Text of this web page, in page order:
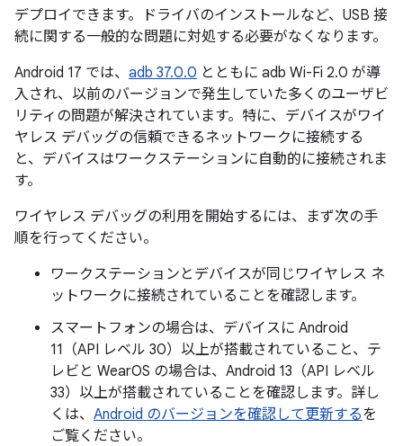
デプロイできます。ドライバのインストールなど、USB 接
続に関する一般的な問題に対処する必要がなくなります。
Android 17 では、 adb 37.0.0 とともに adb Wi-Fi 2.0 が導
入され、以前のバージョンで発生していた多くのユーザビ
リティの問題が解決されています。特に、デバイスがワイ
ヤレス デバッグの信頼できるネットワークに接続する
と、デバイスはワークステーションに自動的に接続されま
す。
ワイヤレス デバッグの利用を開始するには、まず次の手
順を行ってください。
ワークステーションとデバイスが同じワイヤレス ネ
ットワークに接続されていることを確認します。
スマートフォンの場合は、デバイスに Android
11（API レベル 30）以上が搭載されていること、テ
レビと WearOS の場合は、Android 13（API レベル
33）以上が搭載されていることを確認します。詳し
くは、 Android のバージョンを確認して更新するを
ご覧ください。